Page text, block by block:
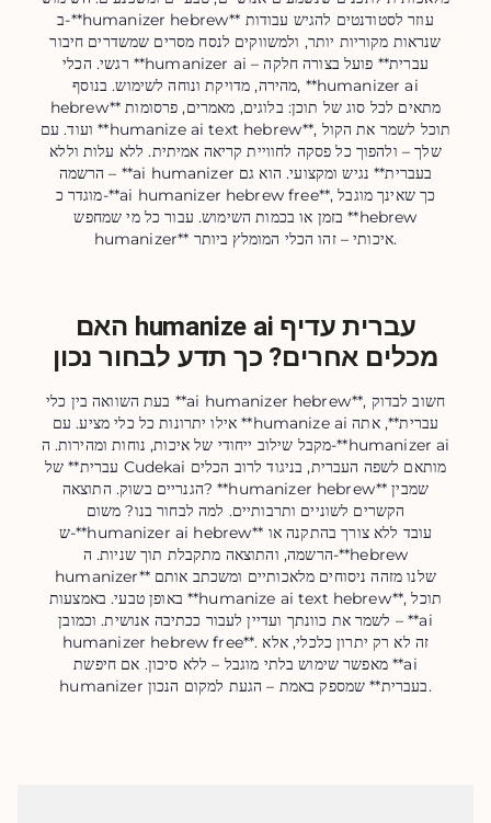
ב‑**humanizer hebrew** עוזר לסטודנטים להגיש עבודות
שנראות מקוריות יותר, ולמשווקים לנסח מסרים שמשדרים חיבור
רגשי. הכלי **humanizer ai עברית** פועל בצורה חלקה –
מהירה, מדויקת ונוחה לשימוש. בנוסף, **humanizer ai
hebrew** מתאים לכל סוג של תוכן: בלוגים, מאמרים, פרסומות
ועוד. עם **humanize ai text hebrew**, תוכל לשמר את הקול
שלך – ולהפוך כל פסקה לחוויית קריאה אמיתית. ללא עלות וללא
הרשמה – **ai humanizer בעברית** נגיש ומקצועי. הוא גם
מוגדר כ‑**ai humanizer hebrew free**, כך שאינך מוגבל
בזמן או בכמות השימוש. עבור כל מי שמחפש **hebrew
humanizer** איכותי – זהו הכלי המומלץ ביותר.
האם humanize ai עברית עדיף
מכלים אחרים? כך תדע לבחור נכון
בעת השוואה בין כלי **ai humanizer hebrew**, חשוב לבדוק
אילו יתרונות כל כלי מציע. עם **humanize ai עברית**, אתה
מקבל שילוב ייחודי של איכות, נוחות ומהירות. ה‑**humanizer ai
עברית** של Cudekai מותאם לשפה העברית, בניגוד לרוב הכלים
הגנריים בשוק. התוצאה? **humanizer hebrew** שמבין
הקשרים לשוניים ותרבותיים. למה לבחור בנו? משום
ש‑**humanizer ai hebrew** עובד ללא צורך בהתקנה או
הרשמה, והתוצאה מתקבלת תוך שניות. ה‑**hebrew
humanizer** שלנו מזהה ניסוחים מלאכותיים ומשכתב אותם
באופן טבעי. באמצעות **humanize ai text hebrew**, תוכל
לשמר את כוונתך ועדיין לעבור ככתיבה אנושית. וכמובן – **ai
humanizer hebrew free**. זה לא רק יתרון כלכלי, אלא
מאפשר שימוש בלתי מוגבל – ללא סיכון. אם חיפשת **ai
humanizer בעברית** שמספק באמת – הגעת למקום הנכון.